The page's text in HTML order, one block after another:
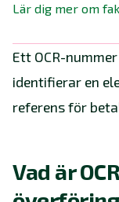
Lär dig mer om
Ett OCR-
identifierar en
referens för
Vad är